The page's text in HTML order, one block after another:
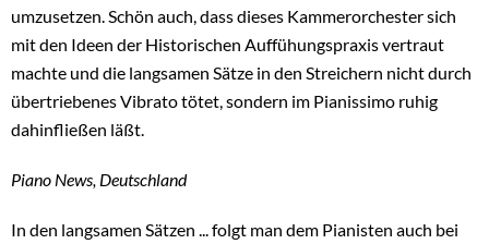
umzusetzen. Schön auch, dass dieses Kammerorchester sich
mit den Ideen der Historischen Auffühungspraxis vertraut
machte und die langsamen Sätze in den Streichern nicht durch
übertriebenes Vibrato tötet, sondern im Pianissimo ruhig
dahinfließen läßt.
Piano News, Deutschland
In den langsamen Sätzen ... folgt man dem Pianisten auch bei